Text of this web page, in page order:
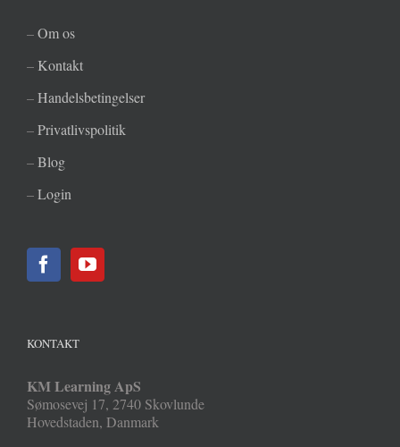
–Om os
– Kontakt
–Handelsbetingelser
–Privatlivspolitik
–Blog
–Login
KONTAKT
KM Learning ApS
Sømosevej 17, 2740 Skovlunde
Hovedstaden, Danmark